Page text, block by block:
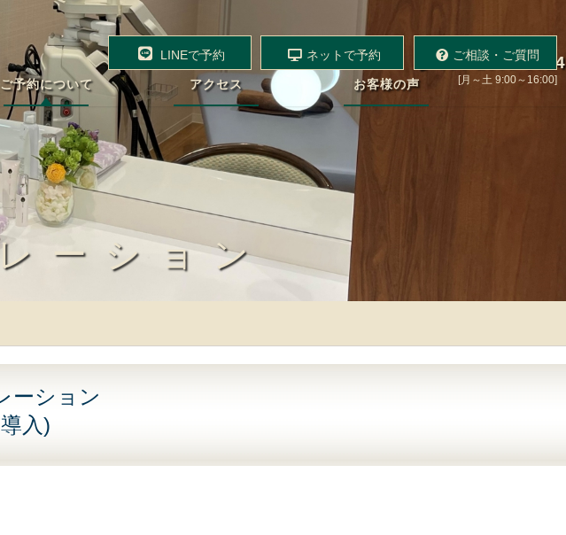
LINEで予約 ネットで予約 ご相談・ご質問
ご予約について アクセス お客様の声
080-1893-5024
[月～土 9:00～16:00]
ーション
ーション
入)